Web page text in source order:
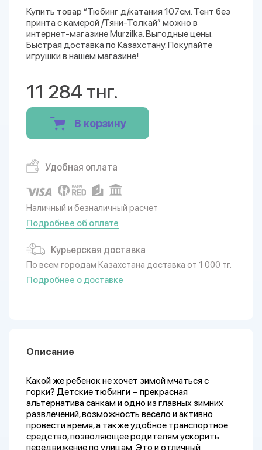
Купить товар “Тюбинг д/катания 107см. Тент без
принта с камерой /Тяни-Толкай” можно в
интернет-магазине Murzilka. Выгодные цены.
Быстрая доставка по Казахстану. Покупайте
игрушки в нашем магазине!
11 284 тнг.
В корзину
Удобная оплата
Наличный и безналичный расчет
Подробнее об оплате
Курьерская доставка
По всем городам Казахстана доставка от 1 000 тг.
Подробнее о доставке
Описание
Какой же ребенок не хочет зимой мчаться с
горки? Детские тюбинги – прекрасная
альтернатива санкам и одно из главных зимних
развлечений, возможность весело и активно
провести время, а также удобное транспортное
средство, позволяющее родителям ускорить
передвижение по улицам. Это и отличный